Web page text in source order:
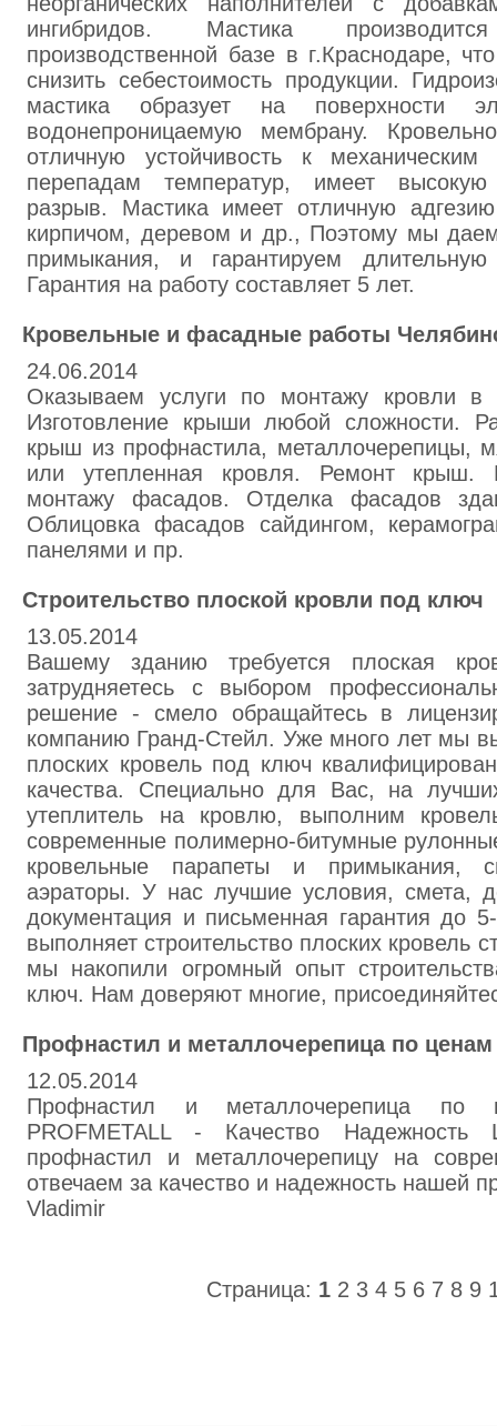
ингибридов. Мастика
производственной базе в г.Краснодаре,
снизить себестоимость продукции.
мастика образует на поверхности
водонепроницаемую мембрану.
отличную устойчивость к
перепадам температур, имеет высокую
разрыв. Мастика имеет отличную
кирпичом, деревом и др., Поэтому мы
примыкания, и гарантируем
Гарантия на работу составляет 5 лет.
Кровельные и фасадные работы
24.06.2014
Оказываем услуги по монтажу кровли в
Изготовление крыши любой сложности.
крыш из профнастила, металлочерепицы,
или утепленная кровля. Ремонт крыш.
монтажу фасадов. Отделка фасадов
Облицовка фасадов сайдингом,
панелями и пр.
Строительство плоской кровли под ключ
13.05.2014
Вашему зданию требуется плоская
затрудняетесь с выбором
решение - смело обращайтесь в
компанию Гранд-Стейл. Уже много лет мы
плоских кровель под ключ
качества. Специально для Вас, на
утеплитель на кровлю, выполним
современные полимерно-битумные
кровельные парапеты и примыкания,
аэраторы. У нас лучшие условия, смета,
документация и письменная гарантия до
выполняет строительство плоских кровель
мы накопили огромный опыт
ключ. Нам доверяют многие,
Профнастил и металлочерепица по
12.05.2014
Профнастил и металлочерепица по
PROFMETALL - Качество
профнастил и металлочерепицу на
отвечаем за качество и надежность нашей
Vladimir
Страница: 1 2 3 4 5 6 7 8 9